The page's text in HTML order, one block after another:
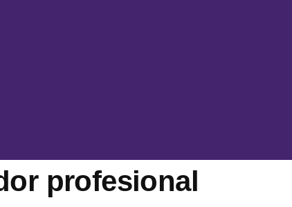
profesional